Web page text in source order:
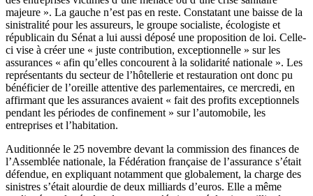
majeure ». La gauche n’est pas en reste. Constatant une baisse de la
sinistralité pour les assureurs, le groupe socialiste, écologiste et
républicain du Sénat a lui aussi déposé une proposition de loi. Celle-
ci vise à créer une « juste contribution, exceptionnelle » sur les
assurances « afin qu’elles concourent à la solidarité nationale ». Les
représentants du secteur de l’hôtellerie et restauration ont donc pu
bénéficier de l’oreille attentive des parlementaires, ce mercredi, en
affirmant que les assurances avaient « fait des profits exceptionnels
pendant les périodes de confinement » sur l’automobile, les
entreprises et l’habitation.
Auditionnée le 25 novembre devant la commission des finances de
l’Assemblée nationale, la Fédération française de l’assurance s’était
défendue, en expliquant notamment que globalement, la charge des
sinistres s’était alourdie de deux milliards d’euros. Elle a même